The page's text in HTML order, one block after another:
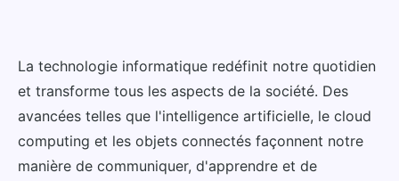
La technologie informatique redéfinit notre quotidien
et transforme tous les aspects de la société. Des
avancées telles que l'intelligence artificielle, le cloud
computing et les objets connectés façonnent notre
manière de communiquer, d'apprendre et de